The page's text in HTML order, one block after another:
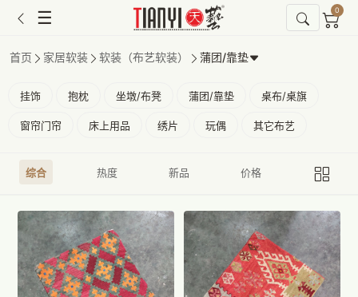
☰ 0
首页 家居软装 软装（布艺软装） 蒲团/靠垫
挂饰 抱枕 坐墩/布凳 蒲团/靠垫 桌布/桌旗
窗帘门帘 床上用品 绣片 玩偶 其它布艺
综合 热度 新品 价格